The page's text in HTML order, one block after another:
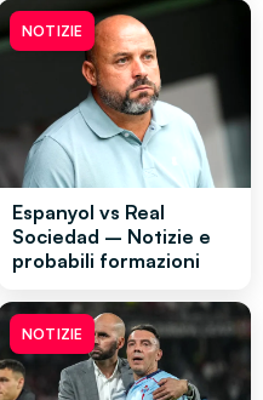
NOTIZIE
Espanyol vs Real
Sociedad – Notizie e
probabili formazioni
NOTIZIE